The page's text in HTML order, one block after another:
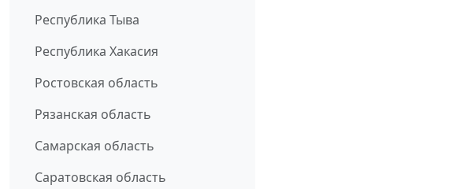
Республика Тыва
Республика Хакасия
Ростовская область
Рязанская область
Самарская область
Саратовская область